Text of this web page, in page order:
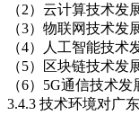
（2）云计算技术发
（3）物联网技术发
（4）人工智能技术
（5）区块链技术发
（6）5G通信技术
3.4.3 技术环境对广